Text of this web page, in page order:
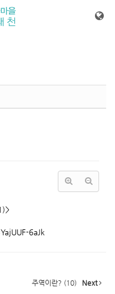
6aJk
주역이란? (10) Next